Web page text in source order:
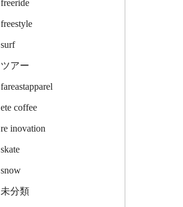
freeride
freestyle
surf
ツアー
fareastapparel
ete coffee
re inovation
skate
snow
未分類